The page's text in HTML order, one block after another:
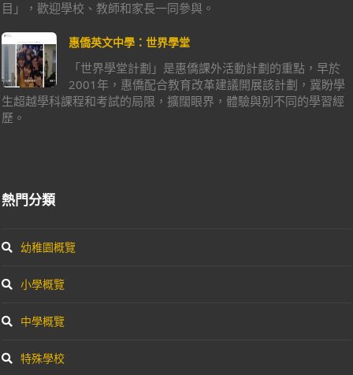
目」，歡迎學校、教師和家長一同參與。
惠僑英文中學：世界學堂
「世界學堂計劃」是惠僑課外活動計劃的重點，早於
2001年，惠僑配合教育改革建議開展該計劃，冀盼學
生超越學科課程和考試的局限，擴闊眼界，體驗與別不同的學習經
歷。
熱門分類
幼稚園概覽
小學概覽
中學概覽
特殊學校